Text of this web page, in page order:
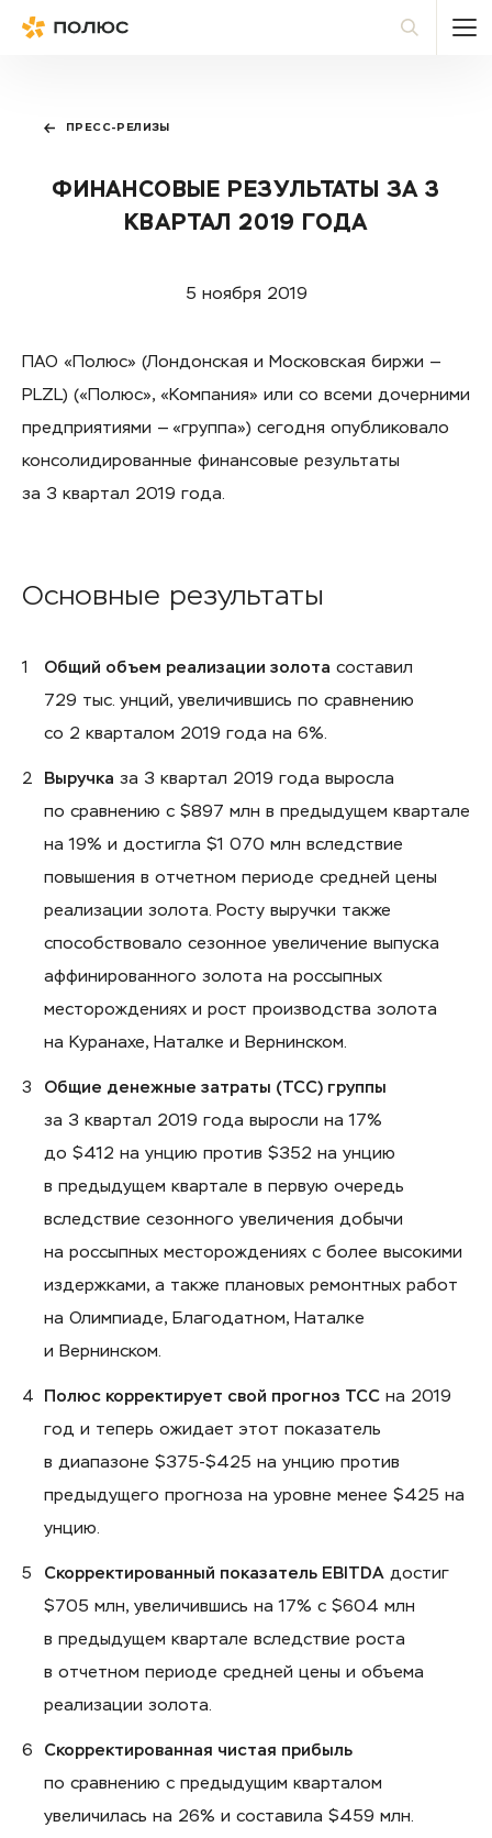
ПРЕСС-РЕЛИЗЫ
ФИНАНСОВЫЕ РЕЗУЛЬТАТЫ ЗА 3
КВАРТАЛ 2019 ГОДА
5 ноября 2019
ПАО «Полюс» (Лондонская и Московская биржи —
PLZL) («Полюс», «Компания» или со всеми дочерними
предприятиями — «группа») сегодня опубликовало
консолидированные финансовые результаты
за 3 квартал 2019 года.
Основные результаты
Общий объем реализации золота составил
729 тыс. унций, увеличившись по сравнению
со 2 кварталом 2019 года на 6%.
Выручка за 3 квартал 2019 года выросла
по сравнению с $897 млн в предыдущем квартале
на 19% и достигла $1 070 млн вследствие
повышения в отчетном периоде средней цены
реализации золота. Росту выручки также
способствовало сезонное увеличение выпуска
аффинированного золота на россыпных
месторождениях и рост производства золота
на Куранахе, Наталке и Вернинском.
Общие денежные затраты (ТСС) группы
за 3 квартал 2019 года выросли на 17%
до $412 на унцию против $352 на унцию
в предыдущем квартале в первую очередь
вследствие сезонного увеличения добычи
на россыпных месторождениях с более высокими
издержками, а также плановых ремонтных работ
на Олимпиаде, Благодатном, Наталке
и Вернинском.
Полюс корректирует свой прогноз ТСС на 2019
год и теперь ожидает этот показатель
в диапазоне $375-$425 на унцию против
предыдущего прогноза на уровне менее $425 на
унцию.
Скорректированный показатель EBITDA достиг
$705 млн, увеличившись на 17% с $604 млн
в предыдущем квартале вследствие роста
в отчетном периоде средней цены и объема
реализации золота.
Скорректированная чистая прибыль
по сравнению с предыдущим кварталом
увеличилась на 26% и составила $459 млн.